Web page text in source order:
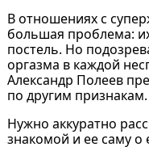
В отношениях с
большая проблема:
постель. Но
оргазма в каждой
Александр Полеев
по другим признакам.
Нужно аккуратно
знакомой и ее саму о